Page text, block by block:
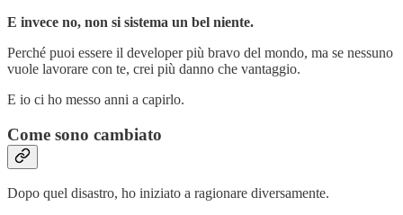
E invece no, non si sistema un bel niente.
Perché puoi essere il developer più bravo del mondo, ma se nessuno
vuole lavorare con te, crei più danno che vantaggio.
E io ci ho messo anni a capirlo.
Come sono cambiato
Dopo quel disastro, ho iniziato a ragionare diversamente.